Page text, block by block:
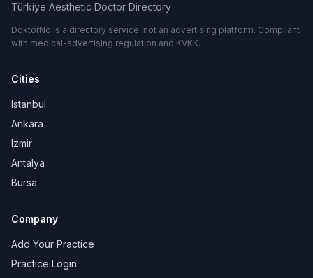
Türkiye Aesthetic Doctor Directory
DoktorNo is a directory service, not an advertising platform. Compliant
with medical-advertising regulation and KVKK.
Cities
Istanbul
Ankara
Izmir
Antalya
Bursa
Company
Add Your Practice
Practice Login